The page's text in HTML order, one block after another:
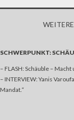
SCHWERPUNKT:
– FLASH: Schäuble –
– INTERVIEW: Yanis
Mandat.“